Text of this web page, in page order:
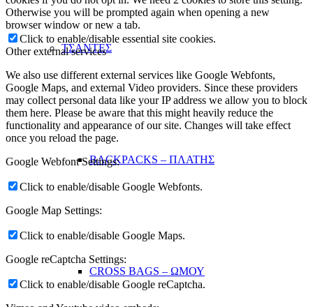
ΤΣΑΝΤΕΣ
BACKPACKS – ΠΛΑΤΗΣ
CROSS BAGS – ΩΜΟΥ
Otherwise you will be prompted again when opening a new
browser window or new a tab.
Click to enable/disable essential site cookies.
Other external services
We also use different external services like Google Webfonts,
Google Maps, and external Video providers. Since these providers
may collect personal data like your IP address we allow you to block
them here. Please be aware that this might heavily reduce the
functionality and appearance of our site. Changes will take effect
once you reload the page.
Google Webfont Settings:
Click to enable/disable Google Webfonts.
Google Map Settings:
Click to enable/disable Google Maps.
Google reCaptcha Settings:
Click to enable/disable Google reCaptcha.